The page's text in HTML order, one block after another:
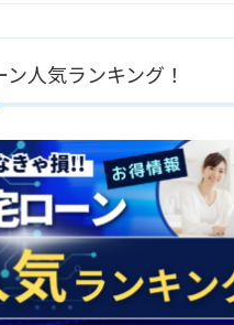
ン人気ランキング！